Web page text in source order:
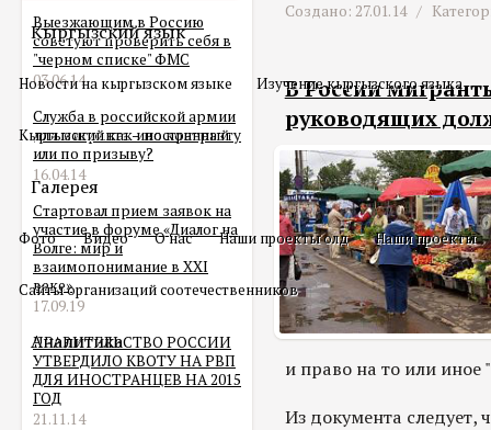
Кыргызский язык
Новости на кыргызском языке Изучение кыргызского языка
Кыргызский как иностранный
Галерея
Фото Видео О нас Наши проекты олд Наши проекты
Сайты организаций соотечественников
Аналитика
Выезжающим в Россию
советуют проверить себя в
"черном списке" ФМС
03.06.14
Служба в российской армии
для мигранта – по контракту
или по призыву?
16.04.14
Стартовал прием заявок на
участие в форуме «Диалог на
Волге: мир и
взаимопонимание в XXI
веке»
17.09.19
ПРАВИТЕЛЬСТВО РОССИИ
УТВЕРДИЛО КВОТУ НА РВП
ДЛЯ ИНОСТРАНЦЕВ НА 2015
ГОД
21.11.14
Создано: 27.01.14 /
В России
руководящих
и право на то или иное
Из документа следует,